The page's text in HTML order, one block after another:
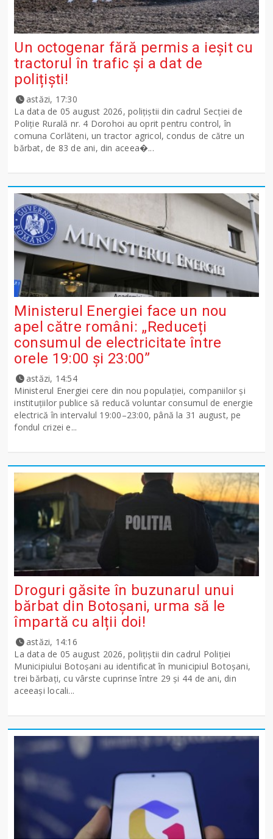
Un octogenar fără permis a ieșit cu
tractorul în trafic și a dat de
polițiști!
astăzi, 17:30
La data de 05 august 2026, polițiștii din cadrul Secției de
Poliție Rurală nr. 4 Dorohoi au oprit pentru control, în
comuna Corlăteni, un tractor agricol, condus de către un
bărbat, de 83 de ani, din aceea�...
Ministerul Energiei face un nou
apel către români: „Reduceți
consumul de electricitate între
orele 19:00 și 23:00”
astăzi, 14:54
Ministerul Energiei cere din nou populației, companiilor și
instituțiilor publice să reducă voluntar consumul de energie
electrică în intervalul 19:00–23:00, până la 31 august, pe
fondul crizei e...
Droguri găsite în buzunarul unui
bărbat din Botoșani, urma să le
împartă cu alții doi!
astăzi, 14:16
La data de 05 august 2026, polițiștii din cadrul Poliției
Municipiului Botoșani au identificat în municipiul Botoșani,
trei bărbați, cu vârste cuprinse între 29 și 44 de ani, din
aceeași locali...